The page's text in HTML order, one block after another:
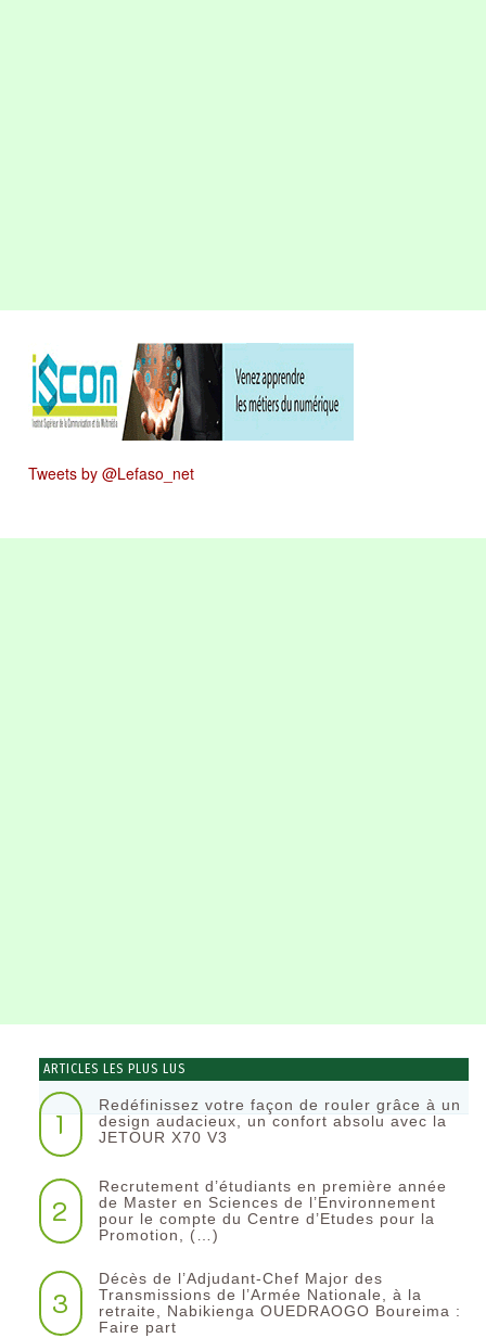
Tweets by @Lefaso_net
ARTICLES LES PLUS LUS
1
Redéfinissez votre façon de rouler grâce à un
design audacieux, un confort absolu avec la
JETOUR X70 V3
2
Recrutement d’étudiants en première année
de Master en Sciences de l’Environnement
pour le compte du Centre d’Etudes pour la
Promotion, (…)
3
Décès de l’Adjudant-Chef Major des
Transmissions de l’Armée Nationale, à la
retraite, Nabikienga OUEDRAOGO Boureima :
Faire part